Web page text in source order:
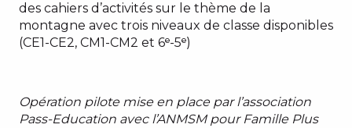
des cahiers d’activités sur le thème de la
montagne avec trois niveaux de classe disponibles
(CE1-CE2, CM1-CM2 et 6ᵉ-5ᵉ)
Opération pilote mise en place par l’association
Pass-Education avec l’ANMSM pour Famille Plus